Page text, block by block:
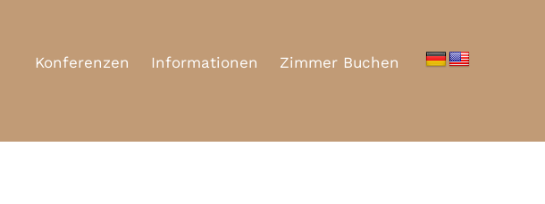
Konferenzen Informationen Zimmer Buchen